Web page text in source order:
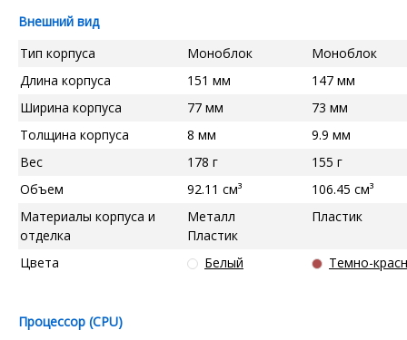
Внешний вид
Тип корпуса
Моноблок
Моноблок
Длина корпуса
151 мм
147 мм
Ширина корпуса
77 мм
73 мм
Толщина корпуса
8 мм
9.9 мм
Вес
178 г
155 г
Объем
92.11 см³
106.45 см³
Материалы корпуса и
отделка
Металл
Пластик
Пластик
Цвета Белый Темно-
Процессор (CPU)